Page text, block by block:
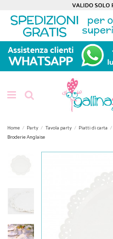
Home Party Tavola party Piatti di carta
Broderie Anglaise